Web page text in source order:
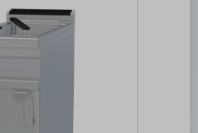
AISI 304 Kontrolky:
Typ vrchní desky:
komfortní údržba